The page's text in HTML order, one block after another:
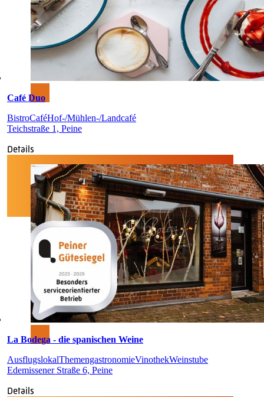
Café Duo
BistroCaféHof-/Mühlen-/Landcafé
Teichstraße 1, Peine
Details
La Bodega - die spanischen Weine
AusflugslokalThemengastronomieVinothekWeinstube
Edemissener Straße 6, Peine
Details